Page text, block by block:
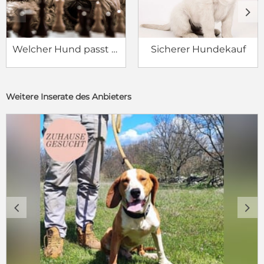
Welcher Hund passt zu mir? Sicherer Hundekauf
c d
Weitere Inserate des Anbieters
c d